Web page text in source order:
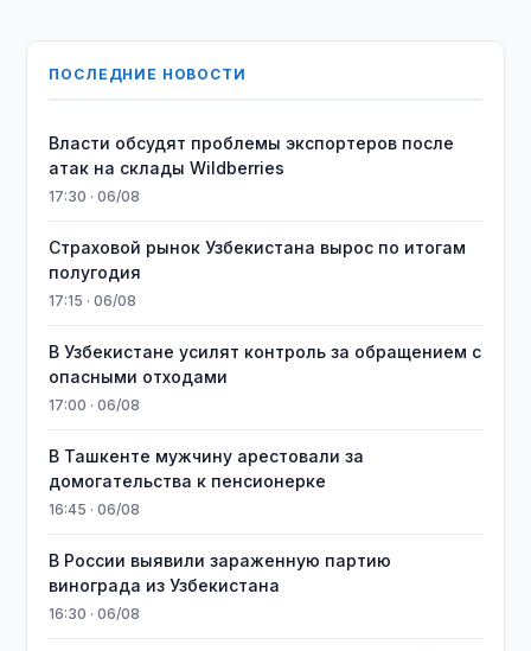
ПОСЛЕДНИЕ НОВОСТИ
Власти обсудят проблемы экспортеров после
атак на склады Wildberries
17:30 · 06/08
Страховой рынок Узбекистана вырос по итогам
полугодия
17:15 · 06/08
В Узбекистане усилят контроль за обращением с
опасными отходами
17:00 · 06/08
В Ташкенте мужчину арестовали за
домогательства к пенсионерке
16:45 · 06/08
В России выявили зараженную партию
винограда из Узбекистана
16:30 · 06/08